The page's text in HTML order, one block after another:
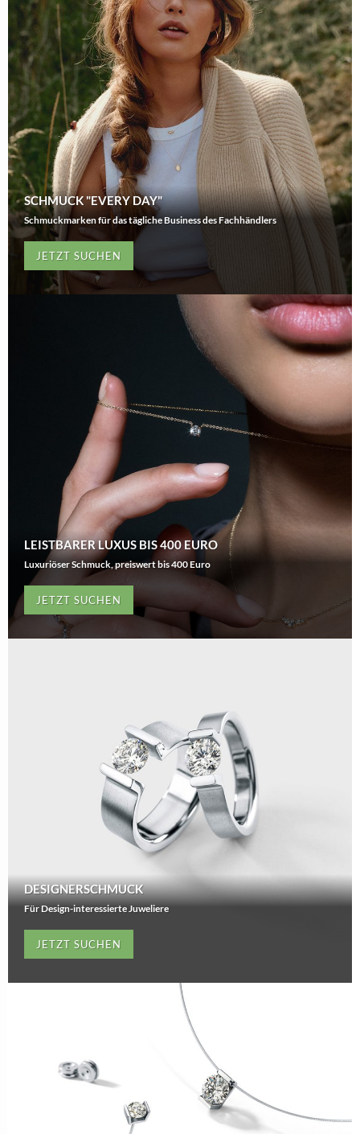
SCHMUCK "EVERY DAY"
Schmuckmarken für das tägliche Business des Fachhändlers
JETZT SUCHEN
LEISTBARER LUXUS BIS 400 EURO
Luxuriöser Schmuck, preiswert bis 400 Euro
JETZT SUCHEN
DESIGNERSCHMUCK
Für Design-interessierte Juweliere
JETZT SUCHEN